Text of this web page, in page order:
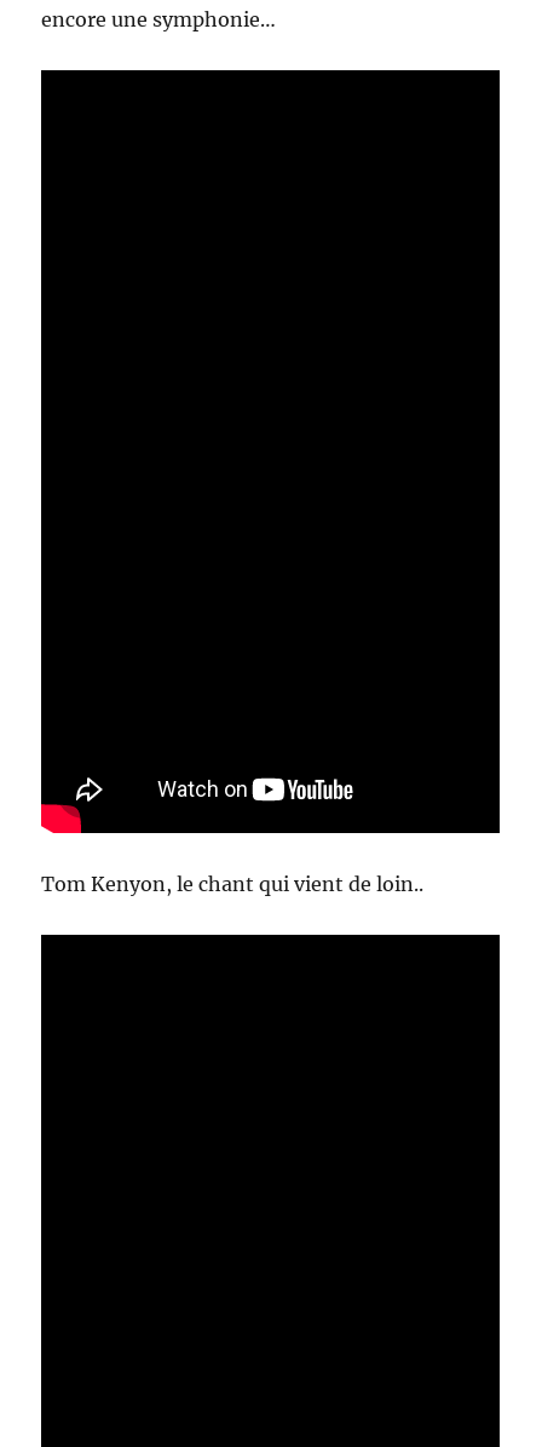
encore une symphonie…
Tom Kenyon, le chant qui vient de loin..